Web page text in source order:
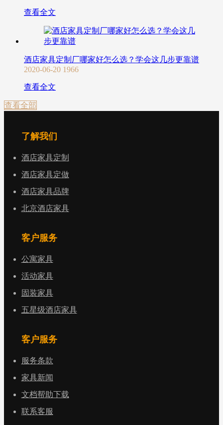
查看全文
酒店家具定制厂哪家好怎么选？学会这几步更靠谱
2020-06-20 1966
查看全文
查看全部
了解我们
酒店家具定制
酒店家具定做
酒店家具品牌
北京酒店家具
客户服务
公寓家具
活动家具
固装家具
五星级酒店家具
客户服务
服务条款
家具新闻
文档帮助下载
联系客服